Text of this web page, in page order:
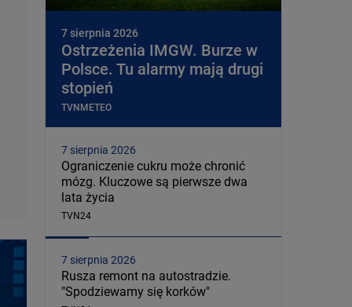
7 sierpnia 2026
Ostrzeżenia IMGW. Burze w
Polsce. Tu alarmy mają drugi
stopień
TVNMETEO
7 sierpnia 2026
Ograniczenie cukru może chronić
mózg. Kluczowe są pierwsze dwa
lata życia
TVN24
7 sierpnia 2026
Rusza remont na autostradzie.
"Spodziewamy się korków"